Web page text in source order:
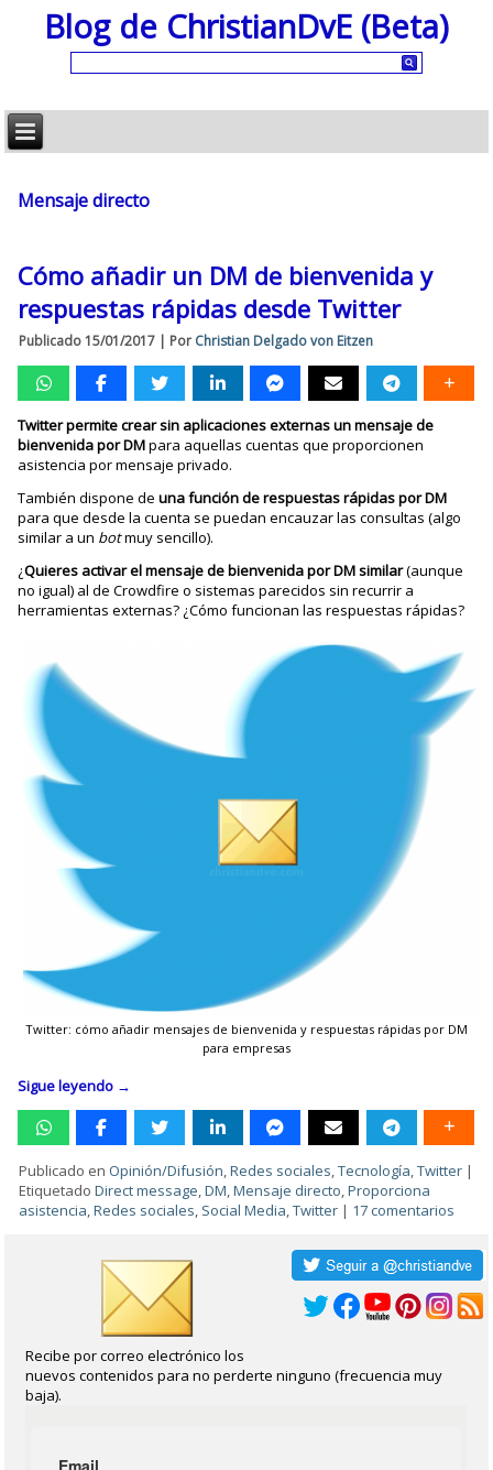
Blog de ChristianDvE (Beta)
Mensaje directo
Cómo añadir un DM de bienvenida y
respuestas rápidas desde Twitter
Publicado 15/01/2017 | Por Christian Delgado von Eitzen
Twitter permite crear sin aplicaciones externas un mensaje de
bienvenida por DMpara aquellas cuentas que proporcionen
asistencia por mensaje privado.
También dispone deuna función de respuestas rápidas por DM
para que desde la cuenta se puedan encauzar las consultas (algo
similar a un botmuy sencillo).
¿Quieres activar el mensaje de bienvenida por DM similar(aunque
no igual) al de Crowdfire o sistemas parecidos sin recurrir a
herramientas externas? ¿Cómo funcionan las respuestas rápidas?
Twitter: cómo añadir mensajes de bienvenida y respuestas rápidas por DM
para empresas
Sigue leyendo →
Publicado en Opinión/Difusión ,Redes sociales ,Tecnología ,Twitter |
Etiquetado Direct message ,DM ,Mensaje directo ,Proporciona
asistencia ,Redes sociales Social Media ,Twitter | 17 comentarios
Recibe por correo electrónico los
nuevos contenidos para no perderte ninguno (frecuencia muy
baja).